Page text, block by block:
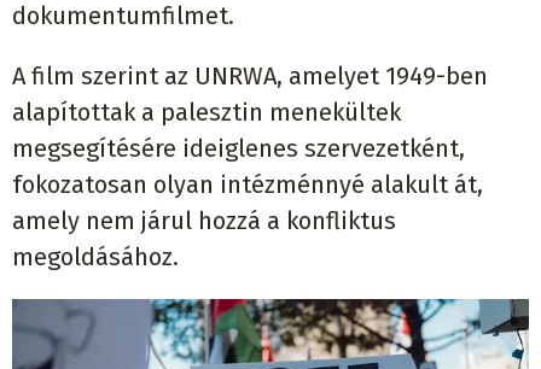
dokumentumfilmet.
A film szerint az UNRWA, amelyet 1949-ben
alapítottak a palesztin menekültek
megsegítésére ideiglenes szervezetként,
fokozatosan olyan intézménnyé alakult át,
amely nem járul hozzá a konfliktus
megoldásához.